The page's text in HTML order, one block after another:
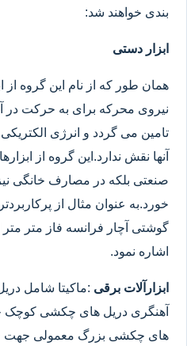
بندی خواهند شد:
ابزار دستی
همان طور که از نام این گروه
نیروی محرکه برای به حرکت در
تامین می گردد و انرژی الکتریکی
آنها نقش ندارد.این گروه از
صنعتی بلکه در مصارف خانگی
خورد.به عنوان مثال از
گوشتی آچار فرانسه فاز متر متر
اشاره نمود.
ابزارآلات برقی :ماکیتا شامل
آهنگری دریل های چکشی
های چکشی بزرگ معمولی جهت